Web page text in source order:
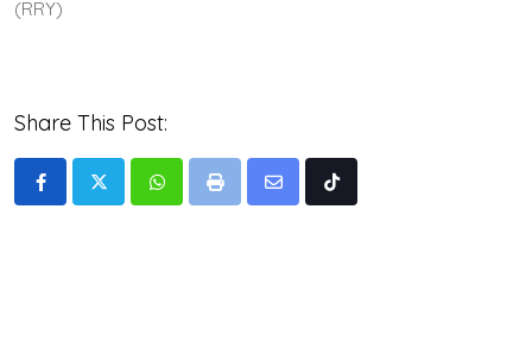
(RRY)
Share This Post:
WhatsappPrint
Share
Tiktok